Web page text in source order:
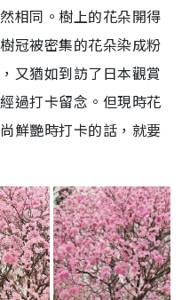
相同。樹上的花朵開得
冠被密集的花朵染成粉
又猶如到訪了日本觀賞
過打卡留念。但現時花
鮮艷時打卡的話，就要